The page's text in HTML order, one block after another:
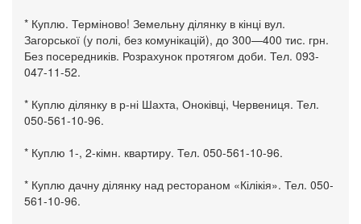
* Куплю. Терміново! Земельну ділянку в кінці вул.
Загорської (у полі, без комунікацій), до 300—400 тис. грн.
Без посередників. Розрахунок протягом доби. Тел. 093-
047-11-52.
* Куплю ділянку в р-ні Шахта, Оноківці, Червениця. Тел.
050-561-10-96.
* Куплю 1-, 2-кімн. квартиру. Тел. 050-561-10-96.
* Куплю дачну ділянку над рестораном «Кілікія». Тел. 050-
561-10-96.